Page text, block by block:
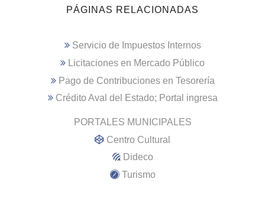
PÁGINAS RELACIONADAS
Servicio de Impuestos Internos
Licitaciones en Mercado Público
Pago de Contribuciones en Tesorería
Crédito Aval del Estado; Portal ingresa
PORTALES MUNICIPALES
Centro Cultural
Dideco
Turismo